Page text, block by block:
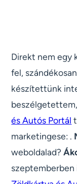
Direkt nem egy
fel,
készítettünk
és Autós Portál
marketingese: .
weboldalad?
szeptemberben